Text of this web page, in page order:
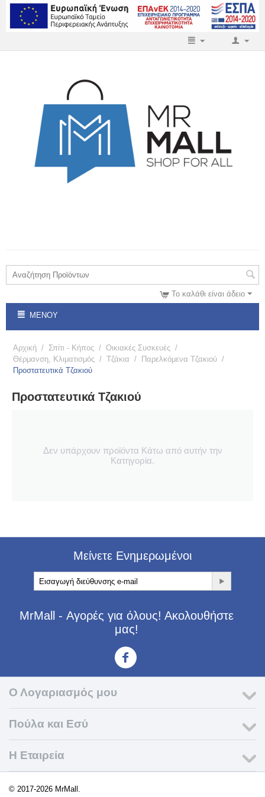
Το καλάθι είναι άδειο
ΜΕΝΟΎ
Αρχική / Σπίτι - Κήπος / Οικιακές Συσκευές /
Θέρμανση, Κλιματισμός / Τζάκια / Παρελκόμενα Τζακιού /
Προστατευτικά Τζακιού
Προστατευτικά Τζακιού
Δεν υπάρχουν προϊόντα Κάτω από αυτήν την
Κατηγορία.
Μείνετε Ενημερωμένοι
MrMall - Αγορές για όλους! Ακολουθήστε
μας!
Ο Λογαριασμός μου
Πούλα και Εσύ
Η Εταιρεία​
© 2017-2026 MrMall.